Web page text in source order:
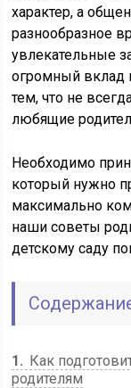
характер, а
разнообразное
увлекательные
огромный вклад
тем, что не
любящие
Необходимо
который нужно
максимально
наши советы
детскому саду
1
Как
родителям